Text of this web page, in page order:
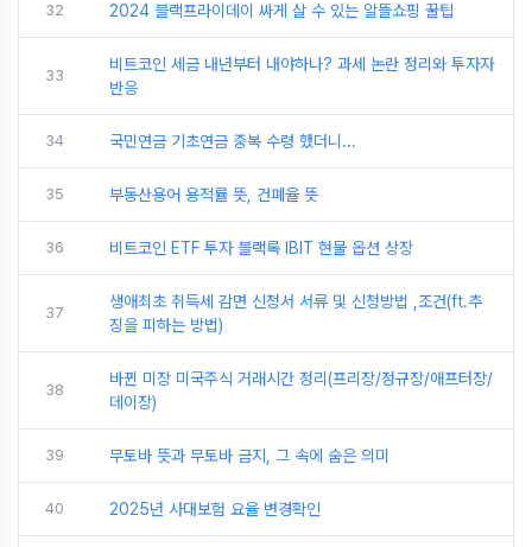
32 2024 블랙프라이데이 싸게 살 수 있는 알뜰쇼핑 꿀팁
33
비트코인 세금 내년부터 내야하나? 과세 논란 정리와 투자자
반응
34 국민연금 기초연금 중복 수령 했더니...
35 부동산용어 용적률 뜻, 건폐율 뜻
36 비트코인 ETF 투자 블랙록 IBIT 현물 옵션 상장
37
생애최초 취득세 감면 신청서 서류 및 신청방법 ,조건(ft.추
징을 피하는 방법)
38
바뀐 미장 미국주식 거래시간 정리(프리장/정규장/애프터장/
데이장)
39 무토바 뜻과 무토바 금지, 그 속에 숨은 의미
40 2025년 사대보험 요율 변경확인